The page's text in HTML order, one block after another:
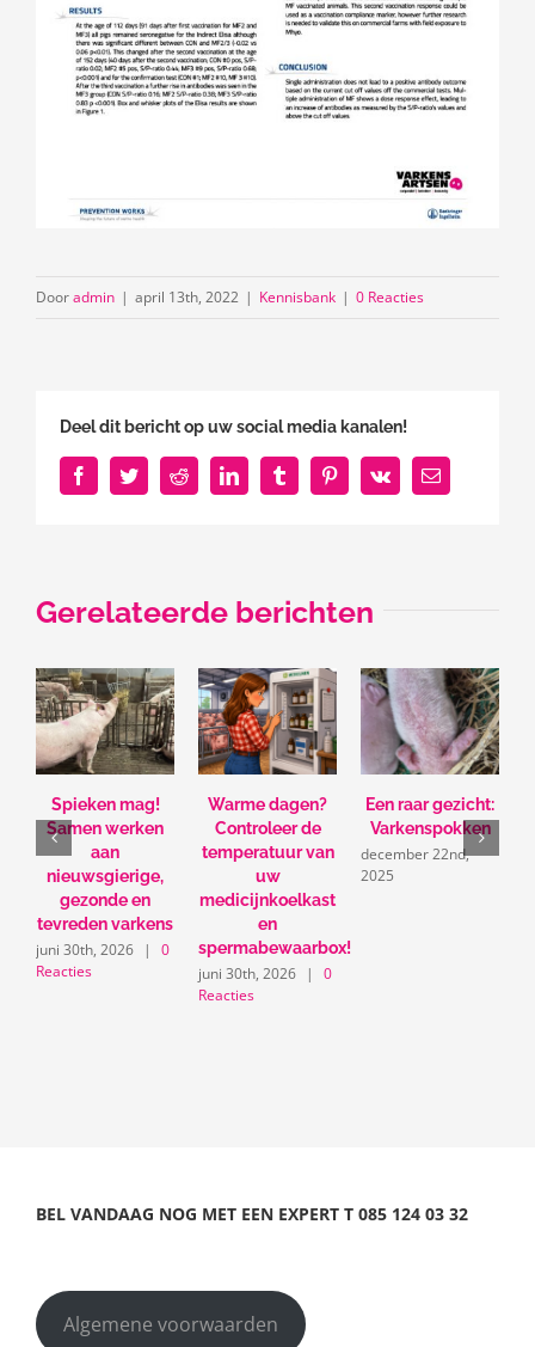
Dooradmin | april 13th, 2022 | Kennisbank | 0 Reacties
Deel dit bericht op uw social media kanalen!
FacebookTwitterRedditLinkedInTumblr PinterestVk
E-
mail
Gerelateerde berichten
Spieken mag!
Samen werken
aan
nieuwsgierige,
gezonde en
tevreden varkens
juni 30th, 2026 |
0
Reacties
Warme dagen?
Controleer de
temperatuur van
uw
medicijnkoelkast
en
spermabewaarbox!
juni 30th, 2026 |
0
Reacties
Een raar gezicht:
Varkenspokken
december 22nd,
2025
BEL VANDAAG NOG MET EEN EXPERT T 085 124 03 32
Algemene voorwaarden